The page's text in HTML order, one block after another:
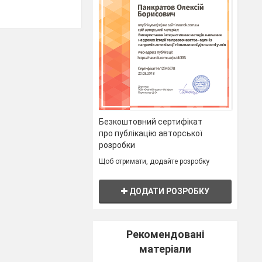
Безкоштовний сертифікат
про публікацію авторської
розробки
Щоб отримати, додайте розробку
ДОДАТИ РОЗРОБКУ
Рекомендовані
матеріали